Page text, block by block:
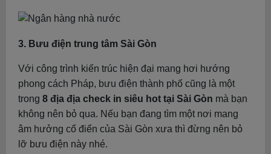
3. Bưu điện trung tâm Sài Gòn
Với công trình kiến trúc hiện đại mang hơi hướng
phong cách Pháp, bưu điện thành phố cũng là một
trong 8 địa địa check in siêu hot tại Sài Gòn mà bạn
không nên bỏ qua. Nếu bạn đang tìm một nơi mang
âm hưởng cổ điển của Sài Gòn xưa thì đừng nên bỏ
lỡ bưu điện này nhé.